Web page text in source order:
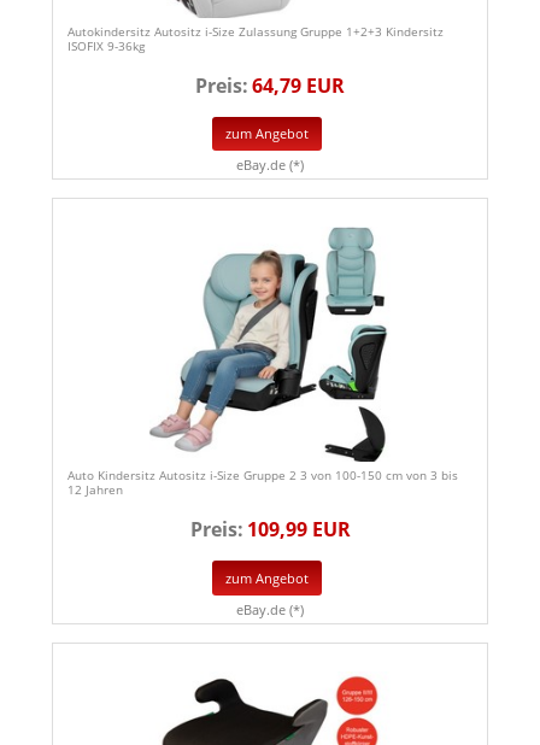
Autokindersitz Autositz i-Size Zulassung Gruppe 1+2+3 Kindersitz
ISOFIX 9-36kg
Preis:64,79 EUR
zum Angebot
eBay.de (*)
Auto Kindersitz Autositz i-Size Gruppe 2 3 von 100-150 cm von 3 bis
12 Jahren
Preis: 109,99 EUR
zum Angebot
eBay.de (*)